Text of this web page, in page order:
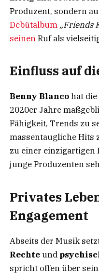
Produzent, sondern
Debütalbum „Friends
seinenRuf als
Einfluss auf
Benny Blancohat
2020er Jahre
Fähigkeit, Trends zu
massentaugliche Hits
zu einer einzigartigen
junge Produzenten
Privates
Engagement
Abseits der Musik
Rechteund
spricht offen über